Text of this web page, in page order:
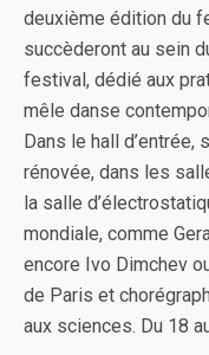
deuxième édition du
succèderont au sein
festival, dédié aux
mêle danse
Dans le hall
rénovée, dans les
la salle
mondiale, comme
encore Ivo Dimchev
de Paris et
aux sciences. Du 18